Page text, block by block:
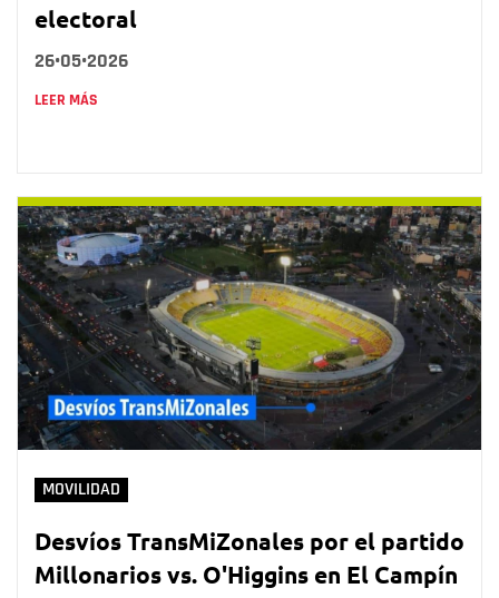
electoral
26•05•2026
LEER MÁS
MOVILIDAD
Desvíos TransMiZonales por el partido
Millonarios vs. O'Higgins en El Campín